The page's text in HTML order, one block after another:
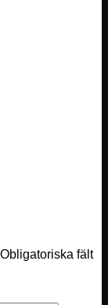
Obligatoriska fält